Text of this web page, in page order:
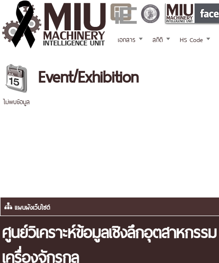
เอกสาร สถิติ HS Code
Event/Exhibition
ไม่พบข้อมูล
แผนผังเว็บไซต์
ศูนย์วิเคราะห์ข้อมูลเชิงลึกอุตสาหกรรม
เครื่องจักรกล